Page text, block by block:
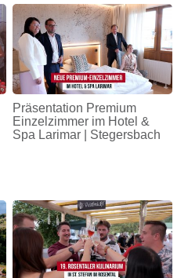
Präsentation Premium
Einzelzimmer im Hotel &
Spa Larimar | Stegersbach